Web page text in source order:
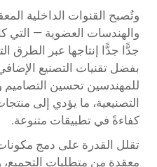
وتُصبح القنوات الداخلية
والهندسات العضوية — التي
جدًّا جدًّا إنتاجها عبر الطرق
بفضل تقنيات التصنيع
للمهندسين تحسين التصاميم
التصنيعية، ما يؤدي إلى
كفاءةً في تطبيقات متنوعة.
تقلل القدرة على دمج
معقدة من متطلبات